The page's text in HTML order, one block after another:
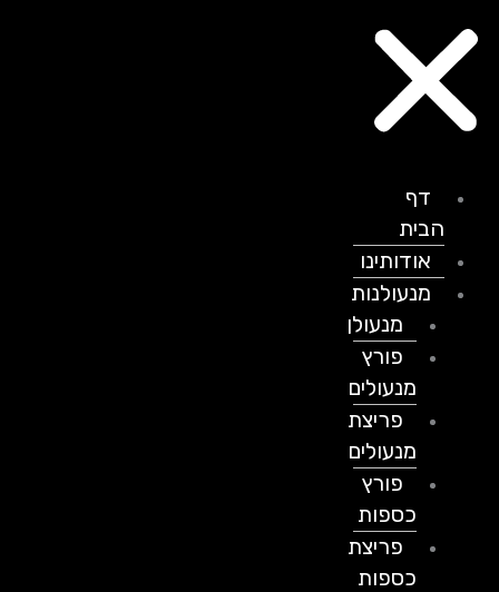
דף
הבית
אודותינו
מנעולנות
מנעולן
פורץ
מנעולים
פריצת
מנעולים
פורץ
כספות
פריצת
כספות